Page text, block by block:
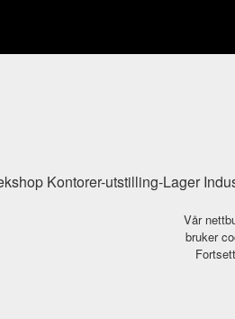
Kontorer-utstilling-Lager
Vår
bruker